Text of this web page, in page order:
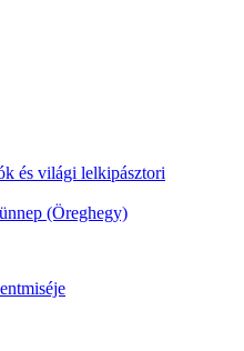
és világi lelkipásztori
(Öreghegy)